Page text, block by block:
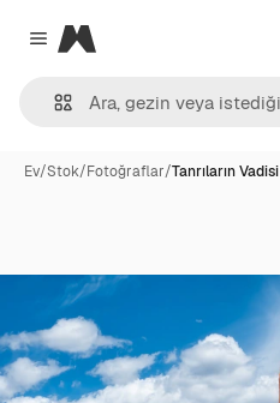
Close menu
Magnific
Ev/Stok/Fotoğraflar/Tanrıların Vadisi